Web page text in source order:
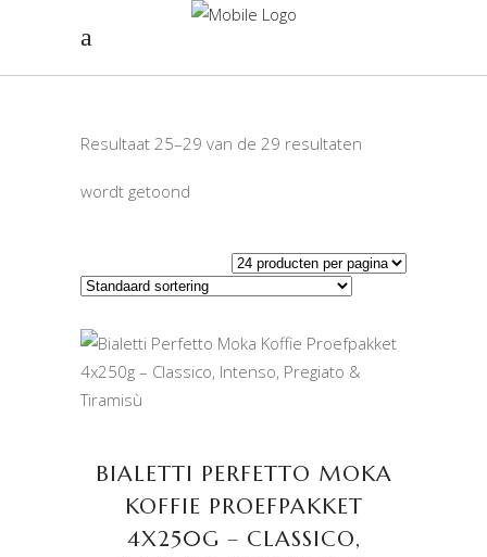
Resultaat 25–29 van de 29 resultaten
wordt getoond
TOEVOEGEN AAN
WINKELWAGEN
BIALETTI PERFETTO MOKA
KOFFIE PROEFPAKKET
4X250G – CLASSICO,